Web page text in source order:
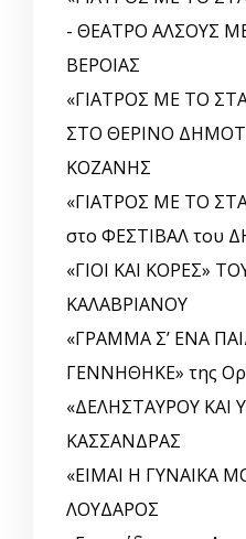
- ΘΕΑΤΡΟ ΑΛΣΟΥΣ
ΒΕΡΟΙΑΣ
«ΓΙΑΤΡΟΣ ΜΕ ΤΟ
ΣΤΟ ΘΕΡΙΝΟ
ΚΟΖΑΝΗΣ
«ΓΙΑΤΡΟΣ ΜΕ ΤΟ
στο ΦΕΣΤΙΒΑΛ του
«ΓΙΟΙ ΚΑΙ ΚΟΡΕΣ»
ΚΑΛΑΒΡΙΑΝΟΥ
«ΓΡΑΜΜΑ Σ’ ΕΝΑ
ΓΕΝΝΗΘΗΚΕ» της
«ΔΕΛΗΣΤΑΥΡΟΥ ΚΑΙ
ΚΑΣΣΑΝΔΡΑΣ
«ΕΙΜΑΙ Η ΓΥΝΑΙΚΑ
ΛΟΥΔΑΡΟΣ